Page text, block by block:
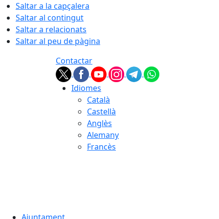
Saltar a la capçalera
Saltar al contingut
Saltar a relacionats
Saltar al peu de pàgina
Contactar
Idiomes
Català
Castellà
Anglès
Alemany
Francès